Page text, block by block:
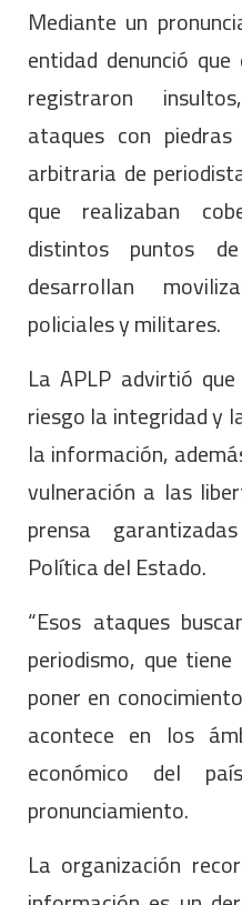
Mediante un
entidad denunció
registraron
ataques con
arbitraria de
que realizaban
distintos puntos
desarrollan
policiales y militares.
La APLP advirtió
riesgo la integridad y
la información,
vulneración a las
prensa
Política del Estado.
“Esos ataques
periodismo, que
poner en
acontece en los
económico del
pronunciamiento.
La organización